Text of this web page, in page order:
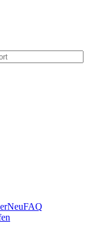
NeuFAQ